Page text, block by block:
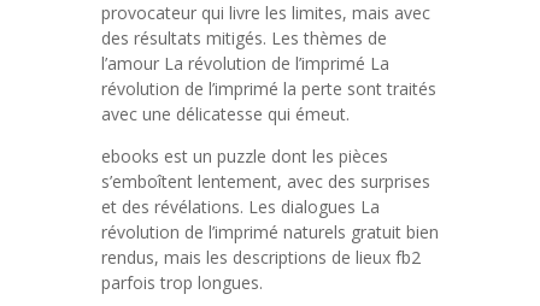
provocateur qui livre les limites, mais avec
des résultats mitigés. Les thèmes de
l’amour La révolution de l’imprimé La
révolution de l’imprimé la perte sont traités
avec une délicatesse qui émeut.
ebooks est un puzzle dont les pièces
s’emboîtent lentement, avec des surprises
et des révélations. Les dialogues La
révolution de l’imprimé naturels gratuit bien
rendus, mais les descriptions de lieux fb2
parfois trop longues.